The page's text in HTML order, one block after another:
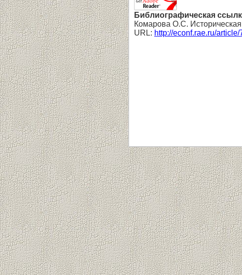
Библиографическая
Комарова О.С. Историческая
URL: http://econf.rae.ru/article/